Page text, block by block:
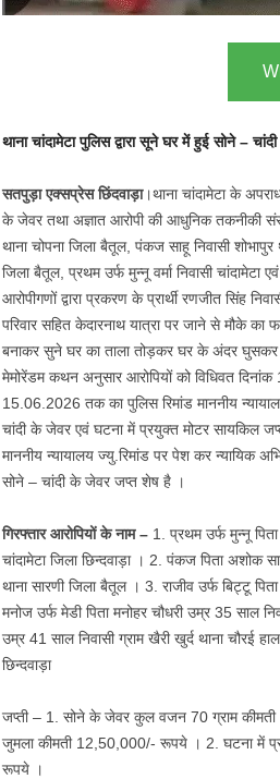
थाना चांदामेटा पुलिस द्वारा सूने घर में हुई सोने –
सतपुड़ा एक्सप्रेस छिंदवाड़ा।थाना चांदामेटा के
के जेवर तथा अज्ञात आरोपी की आधुनिक तकनीकी
थाना चोपना जिला बैतूल, पंकज साहू निवासी शोभापुर
जिला बैतूल, प्रथम उर्फ मुन्नू वर्मा निवासी
आरोपीगणों द्वारा प्रकरण के प्रार्थी रणजीत सिंह
परिवार सहित केदारनाथ यात्रा पर जाने से मौके का
बनाकर सुने घर का ताला तोड़कर घर के अंदर घुसकर
मेमोरेंडम कथन अनुसार आरोपियों को विधिवत
15.06.2026 तक का पुलिस रिमांड माननीय
चांदी के जेवर एवं घटना में प्रयुक्त मोटर सायकिल
माननीय न्यायालय ज्यु.रिमांड पर पेश कर न्यायिक
सोने – चांदी के जेवर जप्त शेष है ।
गिरफ्तार आरोपियों के नाम –1. प्रथम उर्फ मुन्नू पिता
चांदामेटा जिला छिन्दवाड़ा । 2. पंकज पिता अशोक
थाना सारणी जिला बैतूल । 3. राजीव उर्फ बिट्टू
मनोज उर्फ मेडी पिता मनोहर चौधरी उम्र 35 साल
उम्र 41 साल निवासी ग्राम खैरी खुर्द थाना चौरई
छिन्दवाड़ा
जप्ती – 1. सोने के जेवर कुल वजन 70 ग्राम
जुमला कीमती 12,50,000/- रूपये । 2. घटना में
रूपये ।